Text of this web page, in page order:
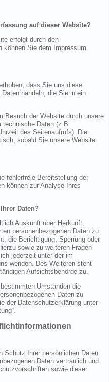
auf dieser Website?
erfolgt durch den
können Sie dem Impressum
dass Sie uns diese
handeln, die Sie in ein
Besuch der Website durch unsere
Daten (z.B.
des Seitenaufrufs). Die
sobald Sie unsere Website
fehlerfreie Bereitstellung der
können zur Analyse Ihres
Daten?
Auskunft über Herkunft,
personenbezogenen Daten zu
die Berichtigung, Sperrung oder
sowie zu weiteren Fragen
jederzeit unter der im
wenden. Des Weiteren steht
Aufsichtsbehörde zu.
Umständen die
Daten zu
der Datenschutzerklärung unter
Schutz Ihrer persönlichen Daten
Daten vertraulich und
sowie dieser